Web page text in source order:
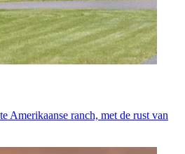
Amerikaanse ranch, met de rust van